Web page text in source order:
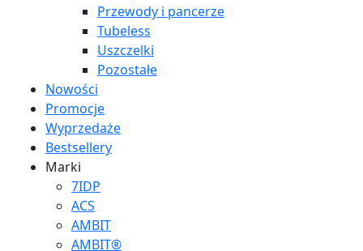
Przewody i pancerze
Tubeless
Uszczelki
Pozostałe
Nowości
Promocje
Wyprzedaże
Bestsellery
Marki
7IDP
ACS
AMBIT
AMBIT®